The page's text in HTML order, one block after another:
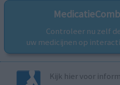
Controleer nu zelf
uw medicijnen op
Kijk hier voor